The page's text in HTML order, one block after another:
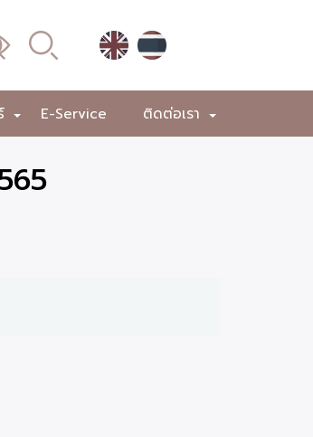
+ E-Service +
ติดต่อเรา